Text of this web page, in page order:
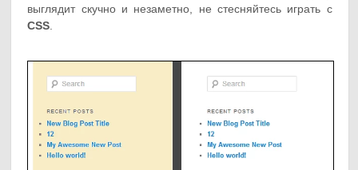
выглядит скучно и незаметно, не стесняйтесь играть с
CSS.